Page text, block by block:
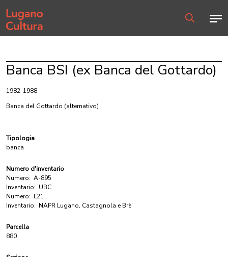
Home page
Banca BSI (ex Banca del Gottardo)
1982-1988
Banca del Gottardo (alternativo)
Tipologia
banca
Numero d'inventario
Numero: A-895
Inventario: UBC
Numero: L21
Inventario: NAPR Lugano, Castagnola e Brè
Parcella
880